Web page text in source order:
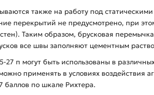
также на работу под
перекрытий не предусмотрено, при
Таким образом, брусковая
все швы заполняют цементным
п могут быть использованы в
применять в условиях воздействия
баллов по шкале Рихтера.